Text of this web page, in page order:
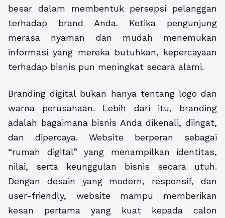
besar dalam membentuk persepsi pelanggan
terhadap brand Anda. Ketika pengunjung
merasa nyaman dan mudah menemukan
informasi yang mereka butuhkan, kepercayaan
terhadap bisnis pun meningkat secara alami.
Branding digital bukan hanya tentang logo dan
warna perusahaan. Lebih dari itu, branding
adalah bagaimana bisnis Anda dikenali, diingat,
dan dipercaya. Website berperan sebagai
“rumah digital” yang menampilkan identitas,
nilai, serta keunggulan bisnis secara utuh.
Dengan desain yang modern, responsif, dan
user-friendly, website mampu memberikan
kesan pertama yang kuat kepada calon